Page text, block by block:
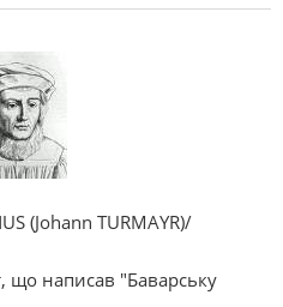
(Johann TURMAYR)/
що написав "Баварську